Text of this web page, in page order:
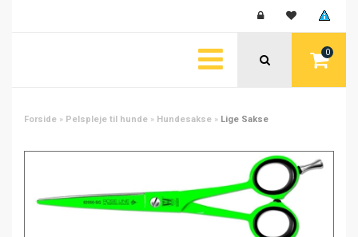
0
Forside » Pelspleje til hunde » Hundesakse » Lige Sakse